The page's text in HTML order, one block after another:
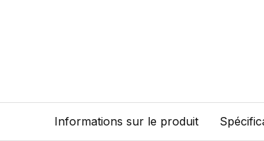
Informations sur le produit